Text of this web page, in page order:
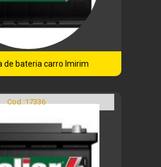
de bateria carro Imirim
Cod.:17336